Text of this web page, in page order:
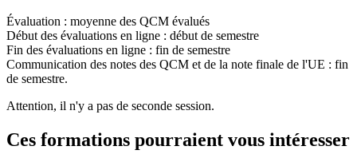
Évaluation : moyenne des QCM évalués
Début des évaluations en ligne : début de semestre
Fin des évaluations en ligne : fin de semestre
Communication des notes des QCM et de la note finale de l'UE : fin
de semestre.
Attention, il n'y a pas de seconde session.
Ces formations pourraient vous intéresser